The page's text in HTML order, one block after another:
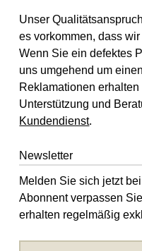
Unser
es vorkommen, dass
Wenn Sie ein defektes
uns umgehend um
Reklamationen
Unterstützung und
Kundendienst.
Newsletter
Melden Sie sich jetzt
Abonnent verpassen
erhalten regelmäßig